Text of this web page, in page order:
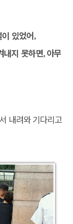
있었어,
내지 못하면,아무
내려와 기다리고